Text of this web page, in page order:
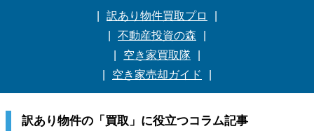
訳あり物件買取プロ
不動産投資の森
空き家買取隊
空き家売却ガイド
訳あり物件の「買取」に役立つコラム記事